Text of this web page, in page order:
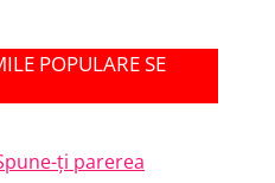
POPULARE SE
ţi parerea